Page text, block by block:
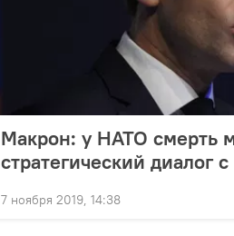
Макрон: у НАТО смерть
стратегический диалог
7 ноября 2019, 14:38